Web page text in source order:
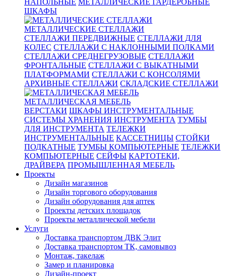
НАПОЛЬНЫЕ МЕТАЛЛИЧЕСКИЕ ГАРДЕРОБНЫЕ
ШКАФЫ
МЕТАЛЛИЧЕСКИЕ СТЕЛЛАЖИ
СТЕЛЛАЖИ ПЕРЕДВИЖНЫЕ СТЕЛЛАЖИ ДЛЯ
КОЛЕС СТЕЛЛАЖИ С НАКЛОННЫМИ ПОЛКАМИ
СТЕЛЛАЖИ СРЕДНЕГРУЗОВЫЕ СТЕЛЛАЖИ
ФРОНТАЛЬНЫЕ СТЕЛЛАЖИ С ВЫКАТНЫМИ
ПЛАТФОРМАМИ СТЕЛЛАЖИ С КОНСОЛЯМИ
АРХИВНЫЕ СТЕЛЛАЖИ СКЛАДСКИЕ СТЕЛЛАЖИ
МЕТАЛЛИЧЕСКАЯ МЕБЕЛЬ
ВЕРСТАКИ ШКАФЫ ИНСТРУМЕНТАЛЬНЫЕ
СИСТЕМЫ ХРАНЕНИЯ ИНСТРУМЕНТА ТУМБЫ
ДЛЯ ИНСТРУМЕНТА ТЕЛЕЖКИ
ИНСТРУМЕНТАЛЬНЫЕ КАССЕТНИЦЫ СТОЙКИ
ПОДКАТНЫЕ ТУМБЫ КОМПЬЮТЕРНЫЕ ТЕЛЕЖКИ
КОМПЬЮТЕРНЫЕ СЕЙФЫ КАРТОТЕКИ,
ДРАЙВЕРА ПРОМЫШЛЕННАЯ МЕБЕЛЬ
Проекты
Дизайн магазинов
Дизайн торгового оборудования
Дизайн оборудования для аптек
Проекты детских площадок
Проекты металлической мебели
Услуги
Доставка транспортом ДВК Элит
Доставка транспортом ТК, самовывоз
Монтаж, такелаж
Замер и планировка
Дизайн-проект